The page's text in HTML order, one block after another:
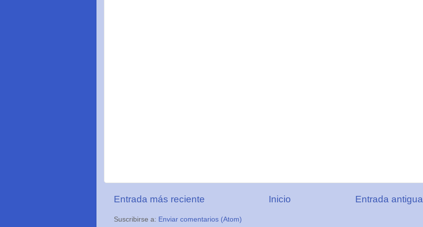
Entrada más reciente Entrada antigua
Inicio
Suscribirse a: Enviar comentarios (Atom)